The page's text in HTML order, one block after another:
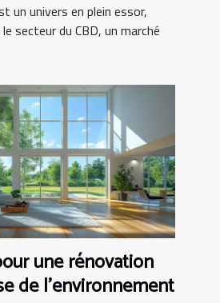
un univers en plein essor,
secteur du CBD, un marché
une rénovation
de l'environnement